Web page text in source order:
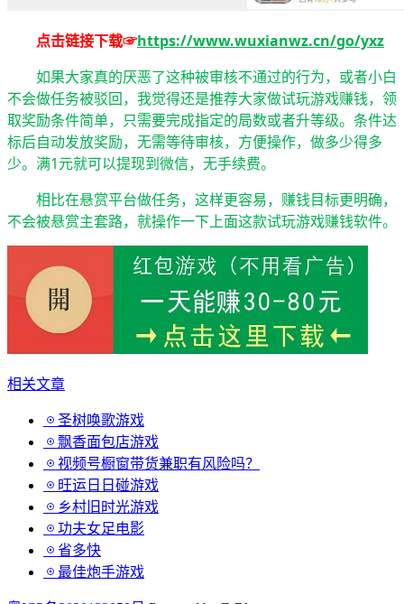
点击链接下载☞https://www.wuxianwz.cn/go/yxz
如果大家真的厌恶了这种被审核不通过的行为，或者小白
不会做任务被驳回，我觉得还是推荐大家做试玩游戏赚钱，领
取奖励条件简单，只需要完成指定的局数或者升等级。条件达
标后自动发放奖励，无需等待审核，方便操作，做多少得多
少。满1元就可以提现到微信，无手续费。
相比在悬赏平台做任务，这样更容易，赚钱目标更明确，
不会被悬赏主套路，就操作一下上面这款试玩游戏赚钱软件。
相关文章
圣树唤歌游戏
飘香面包店游戏
视频号橱窗带货兼职有风险吗？
旺运日日碰游戏
乡村旧时光游戏
功夫女足电影
省多快
最佳炮手游戏